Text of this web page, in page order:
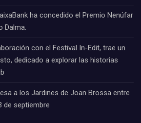
ha concedido el Premio Nenúfar
Dalma.
con el Festival In-Edit, trae un
dedicado a explorar las historias
a los Jardines de Joan Brossa entre
de septiembre